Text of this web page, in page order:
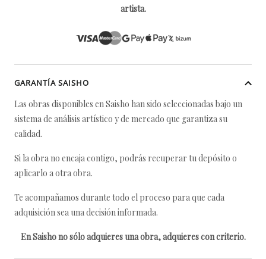
artista.
GARANTÍA SAISHO
Las obras disponibles en Saisho han sido seleccionadas bajo un
sistema de análisis artístico y de mercado que garantiza su
calidad.
Si la obra no encaja contigo, podrás recuperar tu depósito o
aplicarlo a otra obra.
Te acompañamos durante todo el proceso para que cada
adquisición sea una decisión informada.
En Saisho no sólo adquieres una obra, adquieres con criterio.